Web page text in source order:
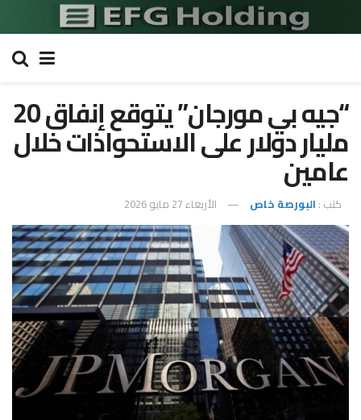
“جيه بي مورجان” يتوقع إنفاق 20
مليار دولار على الاستحواذات خلال
عامين
كتب : البورصة خاص الأربعاء 27 مايو 2026